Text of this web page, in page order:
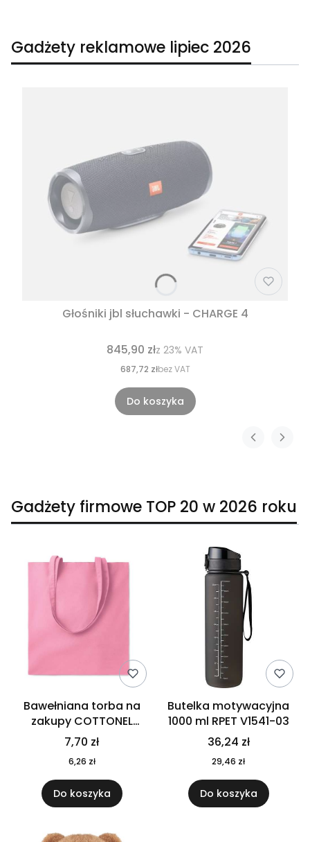
Gadżety reklamowe lipiec 2026
Głośniki jbl słuchawki - CHARGE 4
845,90 złz 23% VAT
687,72 złbez VAT
Do koszyka
Gadżety firmowe TOP 20 w 2026 roku
Bawełniana torba na
zakupy COTTONEL
COLOUR++ MO9846-11
7,70 zł
6,26 zł
Do koszyka
Butelka motywacyjna
1000 ml RPET V1541-03
36,24 zł
29,46 zł
Do koszyka